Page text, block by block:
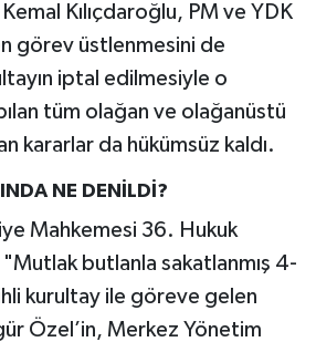
Kılıçdaroğlu, PM ve YDK
görev üstlenmesini de
iptal edilmesiyle o
tüm olağan ve olağanüstü
kararlar da hükümsüz kaldı.
NE DENİLDİ?
Mahkemesi 36. Hukuk
"Mutlak butlanla sakatlanmış 4-
kurultay ile göreve gelen
Özel’in, Merkez Yönetim